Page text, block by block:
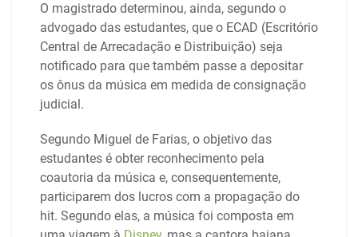
O magistrado determinou, ainda, segundo o
advogado das estudantes, que o ECAD (Escritório
Central de Arrecadação e Distribuição) seja
notificado para que também passe a depositar
os ônus da música em medida de consignação
judicial.
Segundo Miguel de Farias, o objetivo das
estudantes é obter reconhecimento pela
coautoria da música e, consequentemente,
participarem dos lucros com a propagação do
hit. Segundo elas, a música foi composta em